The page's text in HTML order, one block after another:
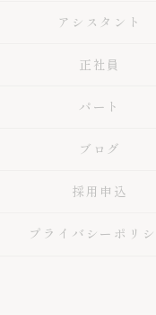
アシスタント
正社員
パート
ブログ
採用申込
プライバシーポリ